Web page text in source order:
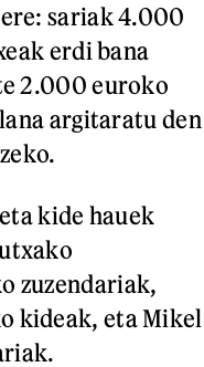
sariak 4.000
erdi bana
2.000 euroko
argitaratu den
kide hauek
zuzendariak,
kideak, eta Mikel